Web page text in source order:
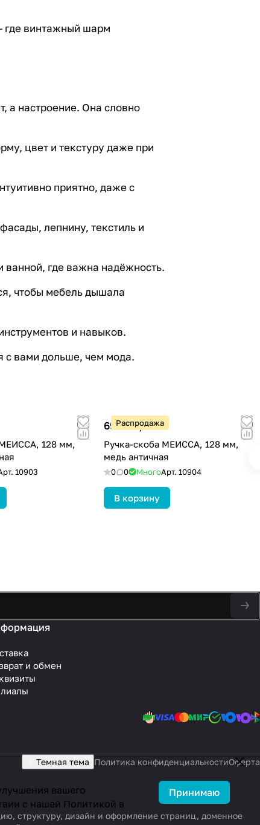
где винтажный шарм
а настроение. Она словно
цвет и текстуру даже при
приятно, даже с
лепнину, текстиль и
ванной, где важна надёжность.
чтобы мебель дышала
и навыков.
с вами дольше, чем мода.
128 мм,
10903
Распродажа
69.42 ₽/шт
Ручка-скоба МЕИССА, 128 мм,
медь античная
0 0 МногоАрт. 10904
В корзину
и обмен
Темная тема Политика конфиденциальностиОферта
структуру, дизайн и оформление страниц, доменное
вашего
с нашей Политикой в
Принимаю